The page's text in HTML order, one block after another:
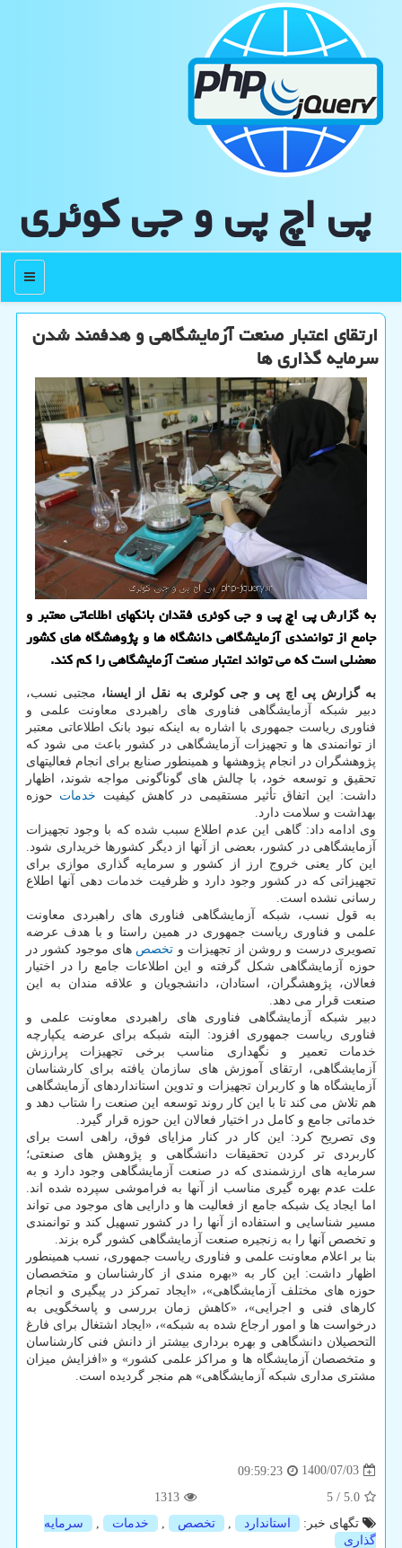
پی اچ پی و جی كوئری
منو
ارتقای اعتبار صنعت آزمایشگاهی و هدفمند شدن
سرمایه گذاری ها
به گزارش پی اچ پی و جی کوئری فقدان بانکهای اطلاعاتی معتبر و
جامع از توانمندی آزمایشگاهی دانشگاه ها و پژوهشگاه های کشور
معضلی است که می تواند اعتبار صنعت آزمایشگاهی را کم کند.
به گزارش پی اچ پی و جی کوئری به نقل از ایسنا، مجتبی نسب،
دبیر شبکه آزمایشگاهی فناوری های راهبردی معاونت علمی و
فناوری ریاست جمهوری با اشاره به اینکه نبود بانک اطلاعاتی معتبر
از توانمندی ها و تجهیزات آزمایشگاهی در کشور باعث می شود که
پژوهشگران در انجام پژوهشها و همینطور صنایع برای انجام فعالیتهای
تحقیق و توسعه خود، با چالش های گوناگونی مواجه شوند، اظهار
داشت: این اتفاق تأثیر مستقیمی در کاهش کیفیت خدمات حوزه
بهداشت و سلامت دارد.
وی ادامه داد: گاهی این عدم اطلاع سبب شده که با وجود تجهیزات
آزمایشگاهی در کشور، بعضی از آنها از دیگر کشورها خریداری شود.
این کار یعنی خروج ارز از کشور و سرمایه گذاری موازی برای
تجهیزاتی که در کشور وجود دارد و ظرفیت خدمات دهی آنها اطلاع
رسانی نشده است.
به قول نسب، شبکه آزمایشگاهی فناوری های راهبردی معاونت
علمی و فناوری ریاست جمهوری در همین راستا و با هدف عرضه
تصویری درست و روشن از تجهیزات و تخصص های موجود کشور در
حوزه آزمایشگاهی شکل گرفته و این اطلاعات جامع را در اختیار
فعالان، پژوهشگران، استادان، دانشجویان و علاقه مندان به این
صنعت قرار می دهد.
دبیر شبکه آزمایشگاهی فناوری های راهبردی معاونت علمی و
فناوری ریاست جمهوری افزود: البته شبکه برای عرضه یکپارچه
خدمات تعمیر و نگهداری مناسب برخی تجهیزات پرارزش
آزمایشگاهی، ارتقای آموزش های سازمان یافته برای کارشناسان
آزمایشگاه ها و کاربران تجهیزات و تدوین استانداردهای آزمایشگاهی
هم تلاش می کند تا با این کار روند توسعه این صنعت را شتاب دهد و
خدماتی جامع و کامل در اختیار فعالان این حوزه قرار گیرد.
وی تصریح کرد: این کار در کنار مزایای فوق، راهی است برای
کاربردی تر کردن تحقیقات دانشگاهی و پژوهش های صنعتی؛
سرمایه های ارزشمندی که در صنعت آزمایشگاهی وجود دارد و به
علت عدم بهره گیری مناسب از آنها به فراموشی سپرده شده اند.
اما ایجاد یک شبکه جامع از فعالیت ها و دارایی های موجود می تواند
مسیر شناسایی و استفاده از آنها را در کشور تسهیل کند و توانمندی
و تخصص آنها را به زنجیره صنعت آزمایشگاهی کشور گره بزند.
بنا بر اعلام معاونت علمی و فناوری ریاست جمهوری، نسب همینطور
اظهار داشت: این کار به «بهره مندی از کارشناسان و متخصصان
حوزه های مختلف آزمایشگاهی»، «ایجاد تمرکز در پیگیری و انجام
کارهای فنی و اجرایی»، «کاهش زمان بررسی و پاسخگویی به
درخواست ها و امور ارجاع شده به شبکه»، «ایجاد اشتغال برای فارغ
التحصیلان دانشگاهی و بهره برداری بیشتر از دانش فنی کارشناسان
و متخصصان آزمایشگاه ها و مراکز علمی کشور» و «افزایش میزان
مشتری مداری شبکه آزمایشگاهی» هم منجر گردیده است.
1400/07/03
09:59:23
5.0
/
5
1313
تگهای خبر:
استاندارد تخصص خدمات
سرمایه
گذاری